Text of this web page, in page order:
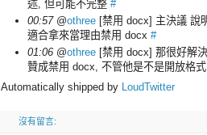
述, 但可能不完整 #
00:57@othree [禁用 docx] 主決議 說
適合拿來當理由禁用 docx #
01:06 @othree [禁用 docx] 那很好解
贊成禁用 docx, 不管他是不是開放格
Automatically shipped by
LoudTwitter
沒有留言: